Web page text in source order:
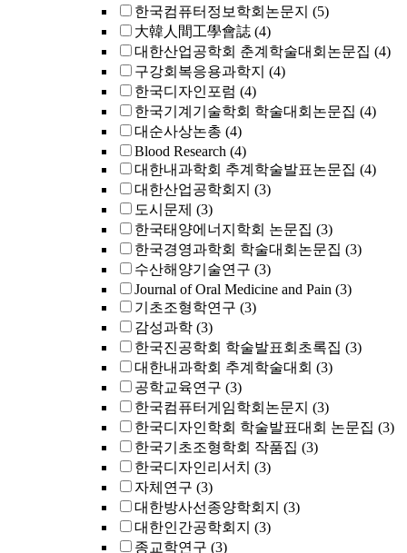
한국컴퓨터정보학회논문지 (5)
大韓人間工學會誌 (4)
대한산업공학회 춘계학술대회논문집 (4)
구강회복응용과학지 (4)
한국디자인포럼 (4)
한국기계기술학회 학술대회논문집 (4)
대순사상논총 (4)
Blood Research (4)
대한내과학회 추계학술발표논문집 (4)
대한산업공학회지 (3)
도시문제 (3)
한국태양에너지학회 논문집 (3)
한국경영과학회 학술대회논문집 (3)
수산해양기술연구 (3)
Journal of Oral Medicine and Pain (3)
기초조형학연구 (3)
감성과학 (3)
한국진공학회 학술발표회초록집 (3)
대한내과학회 추계학술대회 (3)
공학교육연구 (3)
한국컴퓨터게임학회논문지 (3)
한국디자인학회 학술발표대회 논문집 (3)
한국기초조형학회 작품집 (3)
한국디자인리서치 (3)
자체연구 (3)
대한방사선종양학회지 (3)
대한인간공학회지 (3)
종교학연구 (3)